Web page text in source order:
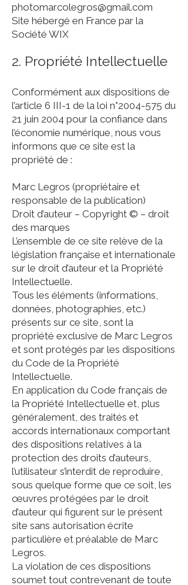
photomarcolegros@gmail.com
Site hébergé en France par la
Société WIX
2. Propriété Intellectuelle
Conformément aux dispositions de
l’article 6 III-1 de la loi n°2004-575 du
21 juin 2004 pour la confiance dans
l’économie numérique, nous vous
informons que ce site est la
propriété de :
Marc Legros (propriétaire et
responsable de la publication)
Droit d’auteur – Copyright © – droit
des marques
L’ensemble de ce site relève de la
législation française et internationale
sur le droit d’auteur et la Propriété
Intellectuelle.
Tous les éléments (informations,
données, photographies, etc.)
présents sur ce site, sont la
propriété exclusive de Marc Legros
et sont protégés par les dispositions
du Code de la Propriété
Intellectuelle.
En application du Code français de
la Propriété Intellectuelle et, plus
généralement, des traités et
accords internationaux comportant
des dispositions relatives à la
protection des droits d’auteurs,
l’utilisateur s’interdit de reproduire,
sous quelque forme que ce soit, les
œuvres protégées par le droit
d’auteur qui figurent sur le présent
site sans autorisation écrite
particulière et préalable de Marc
Legros.
La violation de ces dispositions
soumet tout contrevenant de toute